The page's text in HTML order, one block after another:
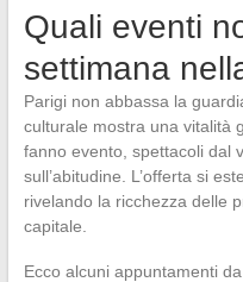
Quali eventi
settimana
Parigi non abbassa la
culturale mostra una vitalità
fanno evento, spettacoli dal
sull’abitudine. L’offerta si
rivelando la ricchezza delle
capitale.
Ecco alcuni appuntamenti